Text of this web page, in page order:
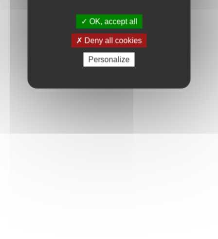
OK, accept all
Deny all cookies
Personalize